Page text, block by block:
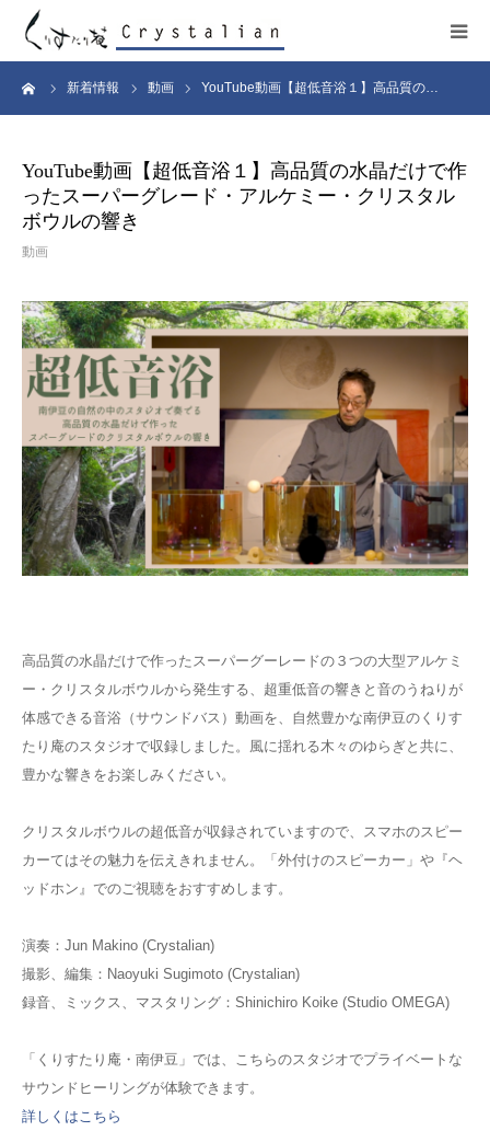
新着情報 動画 YouTube動画【超低音浴１】高品質の…
YouTube動画【超低音浴１】高品質の水晶だけで作
ったスーパーグレード・アルケミー・クリスタル
ボウルの響き
動画
高品質の水晶だけで作ったスーパーグーレードの３つの大型アルケミ
ー・クリスタルボウルから発生する、超重低音の響きと音のうねりが
体感できる音浴（サウンドバス）動画を、自然豊かな南伊豆のくりす
たり庵のスタジオで収録しました。風に揺れる木々のゆらぎと共に、
豊かな響きをお楽しみください。
クリスタルボウルの超低音が収録されていますので、スマホのスピー
カーてはその魅力を伝えきれません。「外付けのスピーカー」や『ヘ
ッドホン』でのご視聴をおすすめします。
演奏：Jun Makino (Crystalian)
撮影、編集：Naoyuki Sugimoto (Crystalian)
録音、ミックス、マスタリング：Shinichiro Koike (Studio OMEGA)
「くりすたり庵・南伊豆」では、こちらのスタジオでプライベートな
サウンドヒーリングが体験できます。
詳しくはこちら
ヒーリング
施設紹介
コンサート
販売サイト